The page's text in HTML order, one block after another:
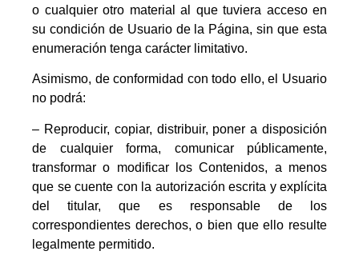
o cualquier otro material al que tuviera acceso en
su condición de Usuario de la Página, sin que esta
enumeración tenga carácter limitativo.
Asimismo, de conformidad con todo ello, el Usuario
no podrá:
– Reproducir, copiar, distribuir, poner a disposición
de cualquier forma, comunicar públicamente,
transformar o modificar los Contenidos, a menos
que se cuente con la autorización escrita y explícita
del titular, que es responsable de los
correspondientes derechos, o bien que ello resulte
legalmente permitido.